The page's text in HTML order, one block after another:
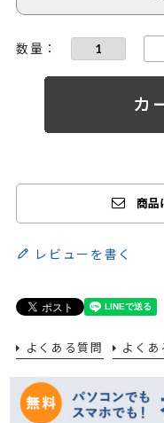
商品
レビューを書く
よくある質問 よくあ